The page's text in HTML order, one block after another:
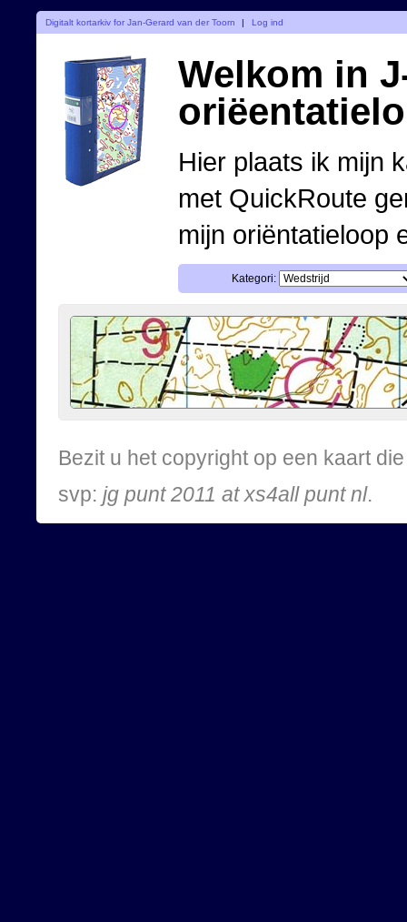
Digitalt kortarkiv for Jan-Gerard van der Toorn | Log ind
Welkom in
Hier plaats ik mijn
met QuickRoute
mijn oriëntatieloop
Kategori:
Bezit u het copyright op een kaart
svp: jg punt 2011 at xs4all punt nl.